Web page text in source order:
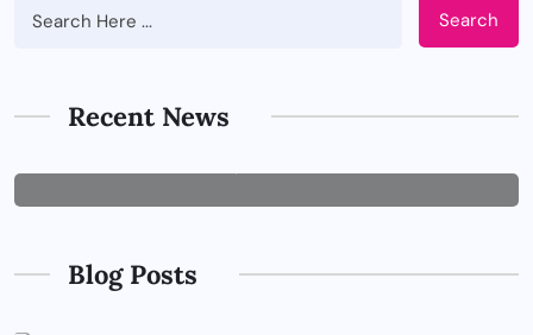
Search
Recent News
Tepat untuk Perusahaan
Blog Posts